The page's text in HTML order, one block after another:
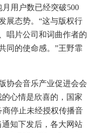
用户数已经突破500
展态势。“这与版权行
唱片公司和词曲作者的
同的使命感。”王野霏
协会音乐产业促进会会
心情是欣喜的，国家
停止未经授权传播音
知下发后，各大网站